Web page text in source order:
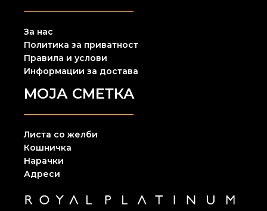
За нас
Политика за приватност
Правила и услови
Информации за достава
МОЈА СМЕТКА
Листа со желби
Кошничка
Нарачки
Адреси